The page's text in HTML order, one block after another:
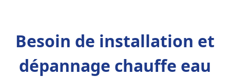
Besoin de installation et
dépannage chauffe eau